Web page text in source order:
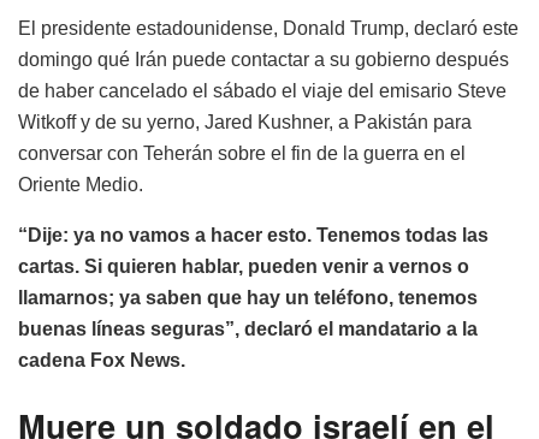
El presidente estadounidense, Donald Trump, declaró este
domingo qué Irán puede contactar a su gobierno después
de haber cancelado el sábado el viaje del emisario Steve
Witkoff y de su yerno, Jared Kushner, a Pakistán para
conversar con Teherán sobre el fin de la guerra en el
Oriente Medio.
“Dije: ya no vamos a hacer esto. Tenemos todas las
cartas. Si quieren hablar, pueden venir a vernos o
llamarnos; ya saben que hay un teléfono, tenemos
buenas líneas seguras”, declaró el mandatario a la
cadena Fox News.
Muere un soldado israelí en el